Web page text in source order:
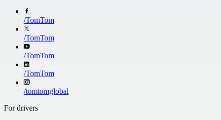
/TomTom
/TomTom
/TomTom
/TomTom
/tomtomglobal
For drivers